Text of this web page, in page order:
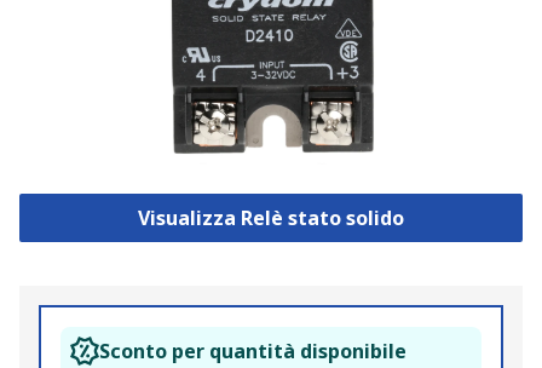
Visualizza Relè stato solido
Sconto per quantità disponibile